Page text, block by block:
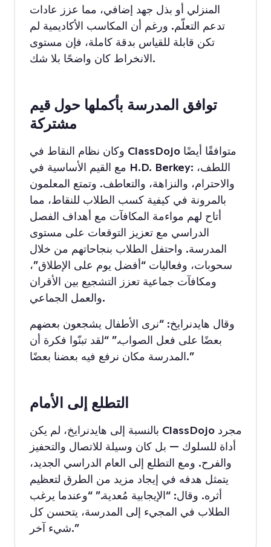
المنزلي أو بذل جهد إضافي، مما عزز عادات
تدعم التعلّم. ورغم أن المكاسب الأكاديمية لم
تكن قابلة للقياس بدقة كاملة، فإن مستوى
الانخراط كان واضحًا بلا شك.
توافق المدرسة بأكملها حول قيم
مشتركة
وكان نظام النقاط في ClassDojo متوافقًا أيضًا
مع القيم الأساسية في H.D. Berkey: اللطف،
والاحترام، والنزاهة، والتعاطف. وتمتع المعلمون
بالمرونة في كيفية كسب الطلاب للنقاط، مما
أتاح لهم مواءمة المكافآت مع أهداف الفصل
الدراسي مع تعزيز التوقعات على مستوى
المدرسة. واحتفل الطلاب بنجاحاتهم من خلال
سحوبات، وفعاليات “أفضل يوم على الإطلاق”،
ومكافآت جماعية تعزز التشجيع بين الأقران
والعمل الجماعي.
وقال هايدنرايخ: “نرى الأطفال يشجعون بعضهم
بعضًا على فعل الصواب.” “لقد تبنّوا فكرة أن
المدرسة مكان نرفع فيه بعضنا بعضًا.”
التطلع إلى الأمام
بالنسبة إلى هايدنرايخ، لم يكن ClassDojo مجرد
أداة للسلوك — بل كان وسيلة للاتصال والتحفيز
والفرح. ومع التطلع إلى العام الدراسي الجديد،
يتمثل هدفه في إيجاد مزيد من الطرق لتعظيم
أثره. وقال: “الإيجابية مُعدية.” “وعندما يرغب
الطلاب في المجيء إلى المدرسة، يتحسن كل
شيء آخر.”